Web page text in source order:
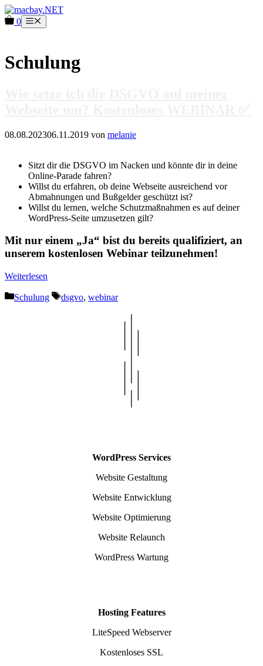
Zum
Inhalt
springen
0 Menü
Schulung
08.08.202306.11.2019 von melanie
Sitzt dir die DSGVO im Nacken und könnte dir in deine
Online-Parade fahren?
Willst du erfahren, ob deine Webseite ausreichend vor
Abmahnungen und Bußgelder geschützt ist?
Willst du lernen, welche Schutzmaßnahmen es auf deiner
WordPress-Seite umzusetzen gilt?
Mit nur einem „Ja“ bist du bereits qualifiziert, an
unserem kostenlosen Webinar teilzunehmen!
Weiterlesen
Kategorien
Schulung Schlagwörter
dsgvo, webinar
WordPress Services
Website Gestaltung
Website Entwicklung
Website Optimierung
Website Relaunch
WordPress Wartung
Hosting Features
LiteSpeed Webserver
Kostenloses SSL